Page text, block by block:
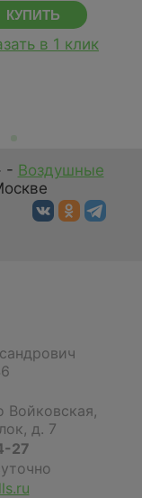
в 1 клик
- Воздушные
Войковская,
д. 7
27